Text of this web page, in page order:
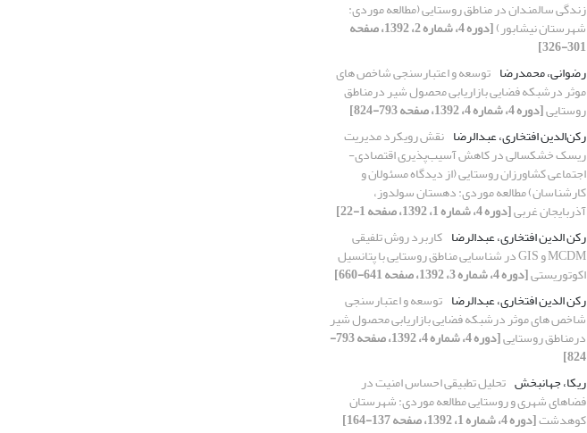
زندگی سالمندان در مناطق روستایی (مطالعه موردی:
شهرستان نیشابور) [دوره 4، شماره 2، 1392، صفحه
301-326]
رضوانی، محمدرضا توسعه و اعتبارسنجی شاخص های
موثر درشبکه فضایی بازاریابی محصول شیر درمناطق
روستایی[دوره 4، شماره 4، 1392، صفحه 793-824]
رکن‌الدین افتخاری، عبدالرضا نقش رویکرد مدیریت
ریسک خشکسالی در کاهش آسیب‌پذیری اقتصادی-
اجتماعی کشاورزان روستایی (از دیدگاه مسئولان و
کارشناسان) مطالعه موردی: دهستان سولدوز،
آذربایجان غربی[دوره 4، شماره 1، 1392، صفحه 1-22]
رکن الدین افتخاری، عبدالرضا کاربرد روش تلفیقی
MCDM و GIS در شناسایی مناطق روستایی با پتانسیل
اکوتوریستی[دوره 4، شماره 3، 1392، صفحه 641-660]
رکن الدین افتخاری، عبدالرضا توسعه و اعتبارسنجی
شاخص های موثر درشبکه فضایی بازاریابی محصول شیر
درمناطق روستایی [دوره 4، شماره 4، 1392، صفحه 793-
824]
ریکا، جهانبخش تحلیل تطبیقی احساس امنیت در
فضاهای شهری و روستایی مطالعه موردی: شهرستان
کوهدشت[دوره 4، شماره 1، 1392، صفحه 137-164]